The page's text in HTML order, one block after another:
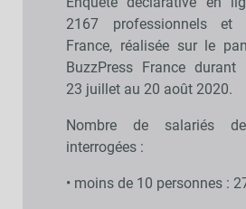
2167 professionnels et
France, réalisée sur le
BuzzPress France
23 juillet au 20 août 2020.
Nombre de salariés
interrogées :
• moins de 10 personnes :